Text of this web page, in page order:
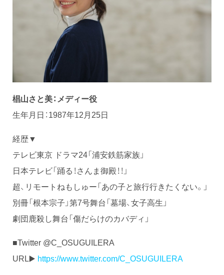
椙山さと美：メディー役
生年月日：1987年12月25日
経歴▼
テレビ東京 ドラマ24「浦安鉄筋家族」
日本テレビ「踊る！さんま御殿！！」
超、リモートねもしゅー「あの子と旅行行きたくない。」
別冊「根本宗子」第7号舞台「墓場、女子高生」
劇団鹿殺し舞台「傷だらけのカバディ」
■Twitter @C_OSUGUILERA
URL▶️ https://www.twitter.com/C_OSUGUILERA